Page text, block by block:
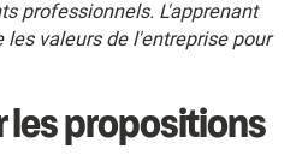
professionnels. L'apprenant
valeurs de l'entreprise pour
les propositions